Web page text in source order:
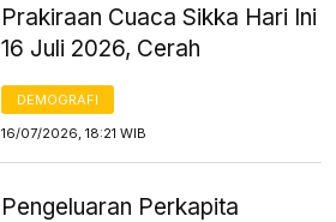
Prakiraan Cuaca Sikka Hari Ini
16 Juli 2026, Cerah
DEMOGRAFI
16/07/2026, 18:21 WIB
Pengeluaran Perkapita